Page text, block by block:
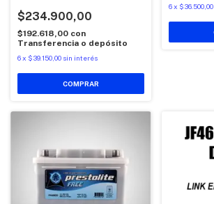
$234.900,00
$192.618,00 con
Transferencia o depósito
6x $39.150,00 sin interés
6 x $36.500,00